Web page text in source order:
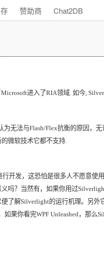
赞助商 Chat2DB
Microsoft进入了RIA领域 如今 ,
为无法与Flash/Flex抗衡的原因，无
微软技术它都不支持
行开发，这恐怕是很多人不愿意使用
义吗？当然有，如果你用过
便了解Silverlight的运行机理。另外
如果你看完WPF Unleashed ，那么